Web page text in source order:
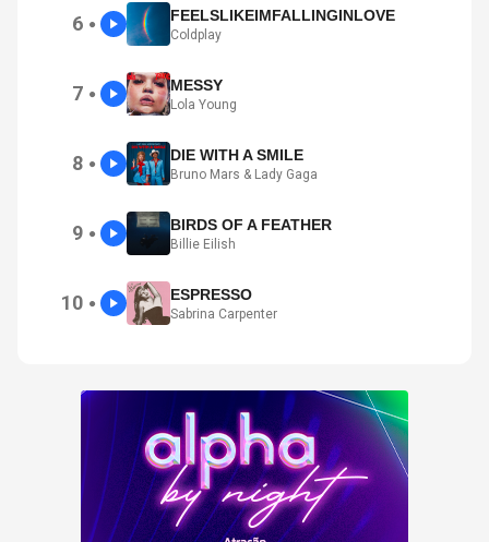
6 ● FEELSLIKEIMFALLINGINLOVE
Coldplay
7 ● MESSY
Lola Young
8 ● DIE WITH A SMILE
Bruno Mars & Lady Gaga
9 ● BIRDS OF A FEATHER
Billie Eilish
10 ● ESPRESSO
Sabrina Carpenter